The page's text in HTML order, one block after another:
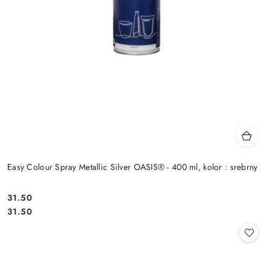
Easy Colour Spray Metallic Silver OASIS® - 400 ml, kolor : srebrny
Cena:
31.50
Cena:
31.50